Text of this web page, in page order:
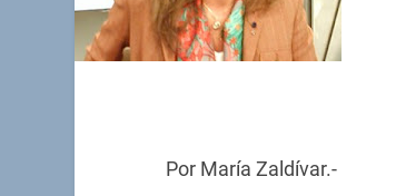
Por María Zaldívar.-